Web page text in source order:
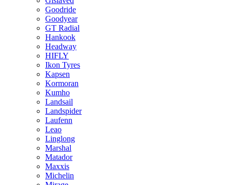
Goodride
Goodyear
GT Radial
Hankook
Headway
HIFLY
Ikon Tyres
Kapsen
Kormoran
Kumho
Landsail
Landspider
Laufenn
Leao
Linglong
Marshal
Matador
Maxxis
Michelin